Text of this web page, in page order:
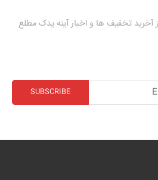
آخرید تخفیف ها و اخبار آینه یدک مطلع